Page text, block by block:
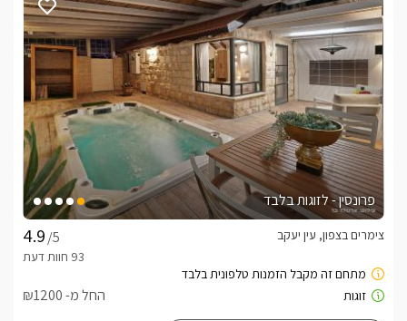
פרונסין - לזוגות בלבד
/5
צימרים בצפון, עין יעקב
החל מ- ₪1200